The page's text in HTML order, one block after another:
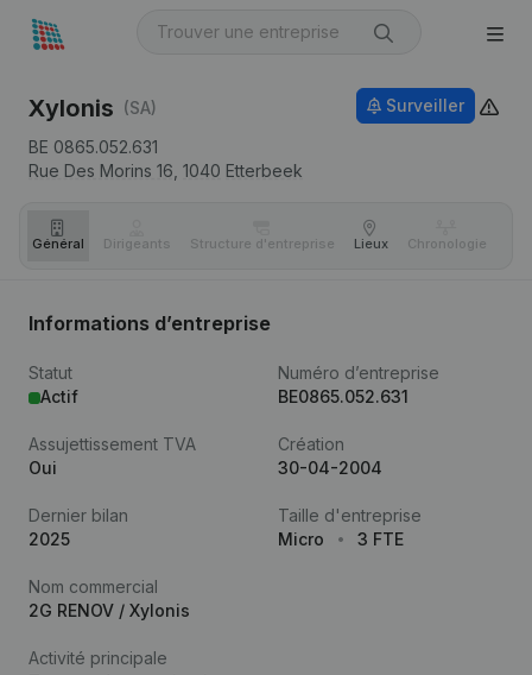
Xylonis (SA)
BE 0865.052.631
Rue Des Morins 16, 1040 Etterbeek
Surveiller
Général Dirigeants Structure d'entreprise Lieux Chronologie
Informations d’entreprise
Statut
Actif
Numéro d’entreprise
BE0865.052.631
Assujettissement TVA
Oui
Création
30-04-2004
Dernier bilan
2025
Taille d'entreprise
Micro
3 FTE
Nom commercial
2G RENOV / Xylonis
Activité principale